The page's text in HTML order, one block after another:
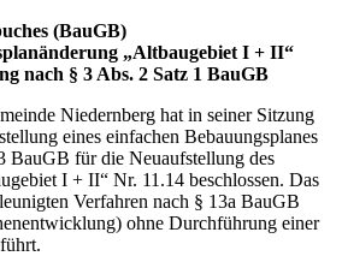
(BauGB)
„Altbaugebiet I + II“
nach § 3 Abs. 2 Satz 1 BauGB
Niedernberg hat in seiner Sitzung
eines einfachen Bebauungsplanes
BauGB für die Neuaufstellung des
I + II“ Nr. 11.14 beschlossen. Das
Verfahren nach § 13a BauGB
ohne Durchführung einer